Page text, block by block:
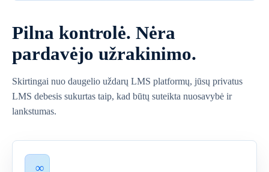
Pilna kontrolė. Nėra
pardavėjo užrakinimo.
Skirtingai nuo daugelio uždarų LMS platformų, jūsų privatus
LMS debesis sukurtas taip, kad būtų suteikta nuosavybė ir
lankstumas.